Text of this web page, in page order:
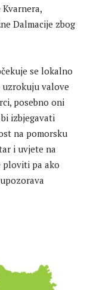
Dalmacije zbog
se lokalno
valove
posebno oni
izbjegavati
na pomorsku
i uvjete na
ploviti pa ako